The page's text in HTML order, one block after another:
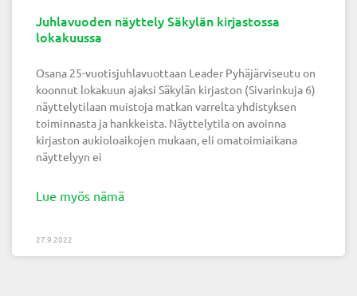
Juhlavuoden näyttely Säkylän kirjastossa
lokakuussa
Osana 25-vuotisjuhlavuottaan Leader Pyhäjärviseutu on
koonnut lokakuun ajaksi Säkylän kirjaston (Sivarinkuja 6)
näyttelytilaan muistoja matkan varrelta yhdistyksen
toiminnasta ja hankkeista. Näyttelytila on avoinna
kirjaston aukioloaikojen mukaan, eli omatoimiaikana
näyttelyyn ei
Lue myös nämä
27.9.2022